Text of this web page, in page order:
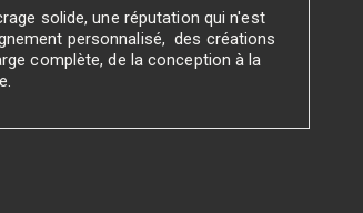
solide, une réputation qui n'est
personnalisé, des créations
complète, de la conception à la